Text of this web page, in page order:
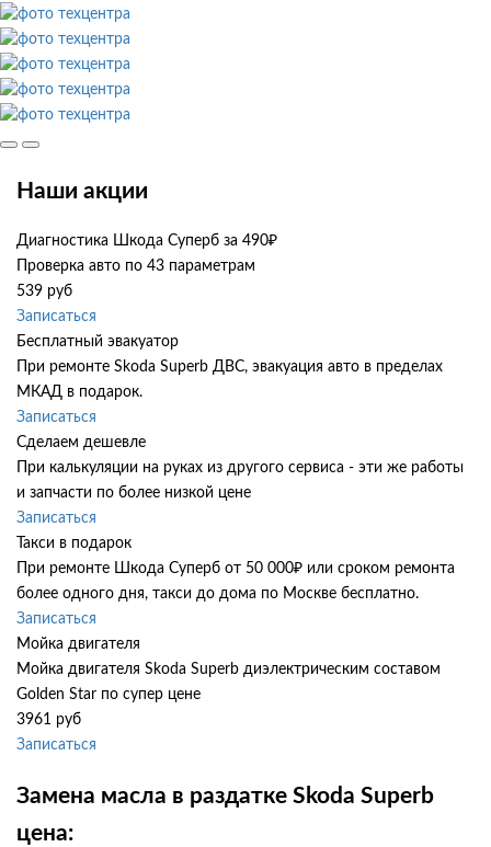
Наши акции
Диагностика Шкода Суперб за 490₽
Проверка авто по 43 параметрам
539 руб
Записаться
Бесплатный эвакуатор
При ремонте Skoda Superb ДВС, эвакуация авто в пределах
МКАД в подарок.
Записаться
Сделаем дешевле
При калькуляции на руках из другого сервиса - эти же работы
и запчасти по более низкой цене
Записаться
Такси в подарок
При ремонте Шкода Суперб от 50 000₽ или сроком ремонта
более одного дня, такси до дома по Москве бесплатно.
Записаться
Мойка двигателя
Мойка двигателя Skoda Superb диэлектрическим составом
Golden Star по супер цене
3961 руб
Записаться
Замена масла в раздатке Skoda Superb
цена: